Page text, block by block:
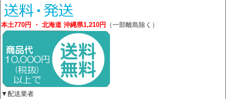
本土770円 ・ 北海道 沖縄県1,210円 （一部離島除く）
▼配送業者